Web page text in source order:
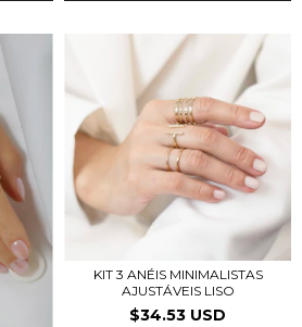
KIT 3 ANÉIS MINIMALISTAS
AJUSTÁVEIS LISO
$34.53 USD